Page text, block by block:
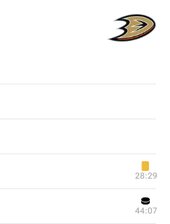
28:29
44:07